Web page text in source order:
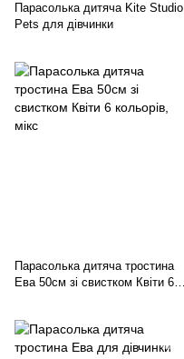
Парасолька дитяча Kite Studio
Pets для дівчинки
Парасолька дитяча тростина
Ева 50см зі свистком Квіти 6